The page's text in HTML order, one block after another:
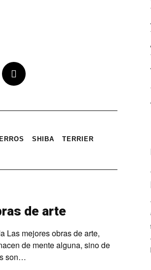
SHIBA TERRIER
de arte
Las mejores obras de arte,
de mente alguna, sino de
son…